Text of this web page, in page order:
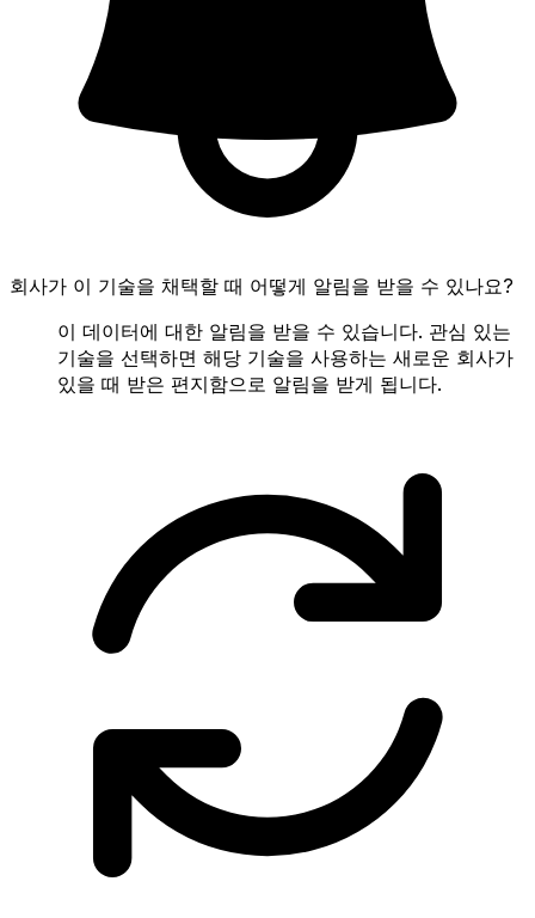
회사가 이 기술을 채택할 때 어떻게 알림을 받을 수 있나요?
이 데이터에 대한 알림을 받을 수 있습니다. 관심 있는
기술을 선택하면 해당 기술을 사용하는 새로운 회사가
있을 때 받은 편지함으로 알림을 받게 됩니다.